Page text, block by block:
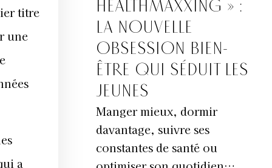
titre
une
a
HEALTHMAXXING » :
LA NOUVELLE
OBSESSION BIEN-
ÊTRE QUI SÉDUIT LES
JEUNES
Manger mieux, dormir
davantage, suivre ses
constantes de santé ou